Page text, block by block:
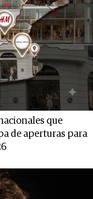
que
de aperturas para